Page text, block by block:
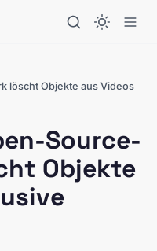
löscht Objekte aus Videos
Source-
Objekte